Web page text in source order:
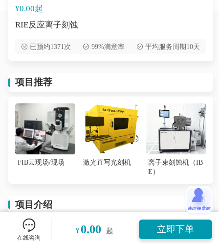
在线咨询
¥ 0.00 起 立即下单
¥0.00起
RIE反应离子刻蚀
已预约1371次 99%满意率 平均服务周期10天
项目推荐
FIB云现场/现场 激光直写光刻机
离子束刻蚀机（IB
E）
项目介绍
RIE反应离子腐蚀技术是一种各向异性很强、选择性
高的干法腐蚀技术。